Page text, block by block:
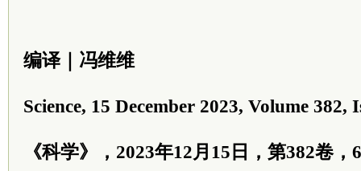
编译｜冯维维
Science, 15 December 2023, Volume 382,
《科学》，2023年12月15日，第382卷，